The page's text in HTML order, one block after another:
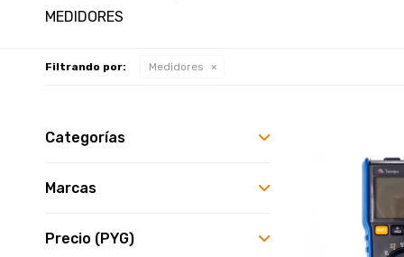
MEDIDORES
Filtrando por: Medidores
Categorías
Marcas
Precio (PYG)